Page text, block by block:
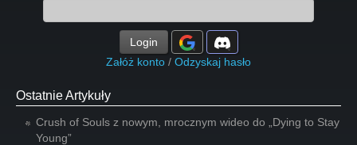
Login
Załóż konto / Odzyskaj hasło
Ostatnie Artykuły
Crush of Souls z nowym, mrocznym wideo do „Dying to Stay
Young”